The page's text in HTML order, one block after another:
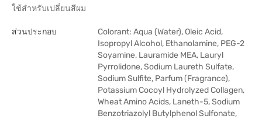
ใช้สำหรับเปลี่ยนสีผม
ส่วนประกอบ
Colorant: Aqua (Water), Oleic Acid,
Isopropyl Alcohol, Ethanolamine, PEG-2
Soyamine, Lauramide MEA, Lauryl
Pyrrolidone, Sodium Laureth Sulfate,
Sodium Sulfite, Parfum (Fragrance),
Potassium Cocoyl Hydrolyzed Collagen,
Wheat Amino Acids, Laneth-5, Sodium
Benzotriazolyl Butylphenol Sulfonate,